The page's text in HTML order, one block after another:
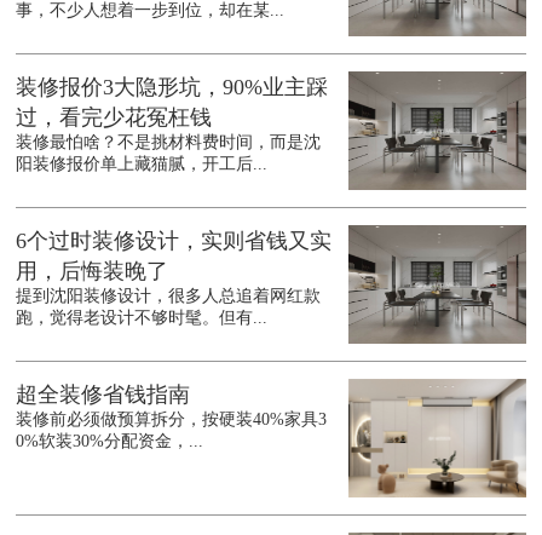
事，不少人想着一步到位，却在某...
装修报价3大隐形坑，90%业主踩
过，看完少花冤枉钱
装修最怕啥？不是挑材料费时间，而是沈
阳装修报价单上藏猫腻，开工后...
6个过时装修设计，实则省钱又实
用，后悔装晚了
提到沈阳装修设计，很多人总追着网红款
跑，觉得老设计不够时髦。但有...
超全装修省钱指南
装修前必须做预算拆分，按硬装40%家具3
0%软装30%分配资金，...